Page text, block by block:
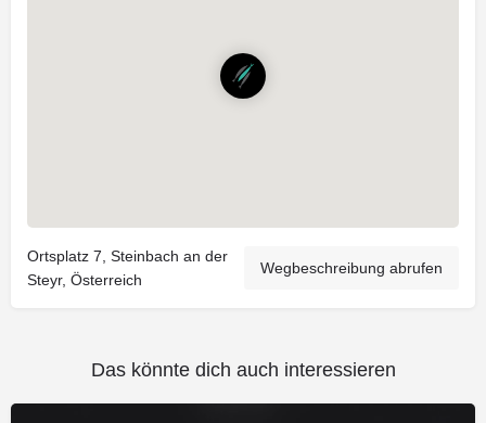
Ortsplatz 7, Steinbach an der
Steyr, Österreich
Wegbeschreibung abrufen
Das könnte dich auch interessieren